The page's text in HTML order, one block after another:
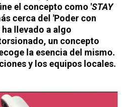
el concepto como 'STAY
cerca del 'Poder con
ha llevado a algo
un concepto
la esencia del mismo.
y los equipos locales.